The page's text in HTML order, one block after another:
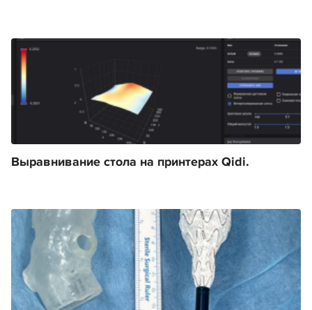
Выравнивание стола на принтерах Qidi.